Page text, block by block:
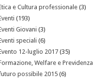
e Cultura professionale(3)
(193)
Giovani (3)
speciali (6)
12-luglio 2017(35)
Welfare e Previdenza
possibile 2015(6)